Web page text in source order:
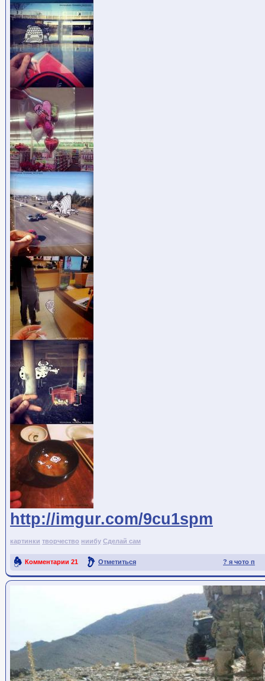
http://imgur.com/9cu1spm
картинки творчество ниибу Сделай сам
? я чото п
Комментарии 21 Отметиться
Ссылка на пост